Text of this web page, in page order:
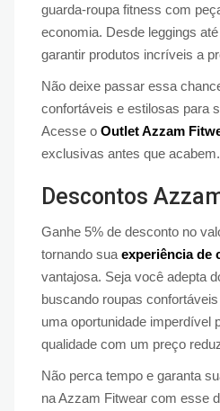
guarda-roupa fitness com
economia. Desde leggings
garantir produtos incríveis a
Não deixe passar essa
confortáveis e estilosas para
Acesse o Outlet Azzam
exclusivas antes que acabem.
Descontos
Ganhe 5% de desconto no
tornando sua experiência de
vantajosa. Seja você adepta
buscando roupas
uma oportunidade imperdível
qualidade com um preço
Não perca tempo e garanta
na Azzam Fitwear com esse